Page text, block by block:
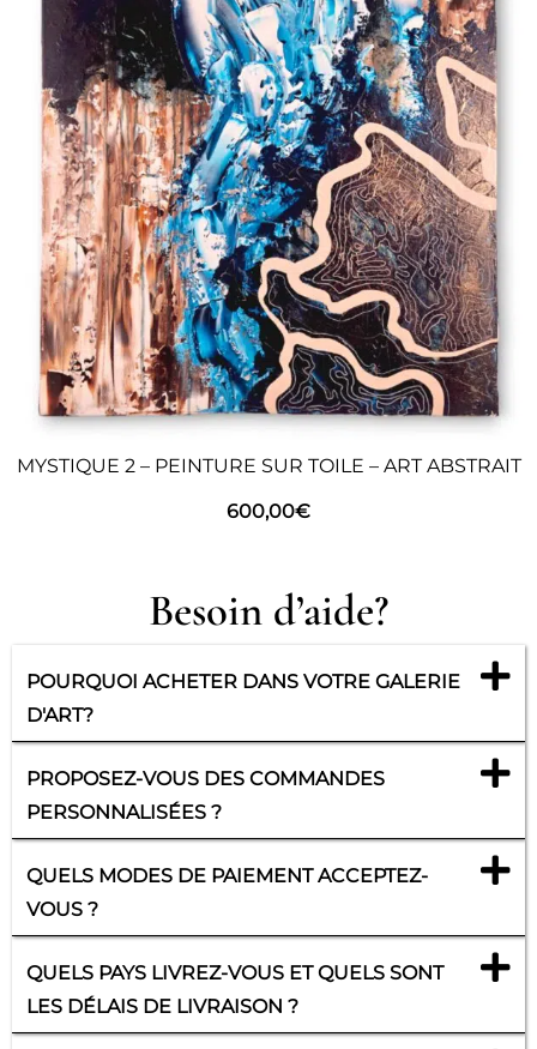
MYSTIQUE 2 – PEINTURE SUR TOILE – ART ABSTRAIT
600,00€
Besoin d’aide?
POURQUOI ACHETER DANS VOTRE GALERIE
D'ART?
PROPOSEZ-VOUS DES COMMANDES
PERSONNALISÉES ?
QUELS MODES DE PAIEMENT ACCEPTEZ-
VOUS ?
QUELS PAYS LIVREZ-VOUS ET QUELS SONT
LES DÉLAIS DE LIVRAISON ?